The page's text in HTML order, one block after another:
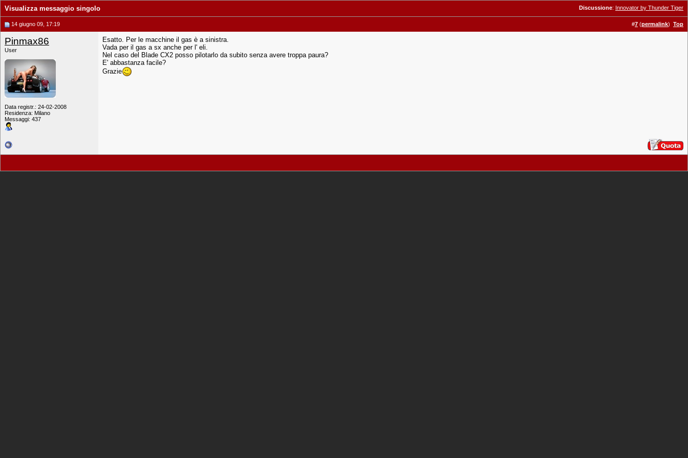
Discussione: Innovator by Thunder Tiger
Visualizza messaggio singolo
14 giugno 09, 17:19 #7 (permalink) Top
Pinmax86
User
Data registr.: 24-02-2008
Residenza: Milano
Messaggi: 437
Esatto. Per le macchine il gas è a sinistra.
Vada per il gas a sx anche per l' eli.
Nel caso del Blade CX2 posso pilotarlo da subito senza avere troppa paura?
E' abbastanza facile?
Grazie